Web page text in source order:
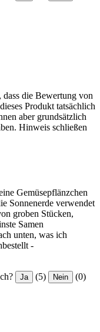
die Bewertung von
Produkt tatsächlich
aber grundsätzlich
Hinweis schließen
Gemüsepflänzchen
Sonnenerde verwendet
groben Stücken,
Samen
unten, was ich
-
Ja (5) Nein (0)